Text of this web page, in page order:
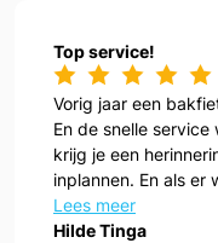
Top service!
Vorig jaar een
En de snelle service was top! Voor de
krijg je een
inplannen. En als er
aanwippen!
Lees meer
Hilde Tinga